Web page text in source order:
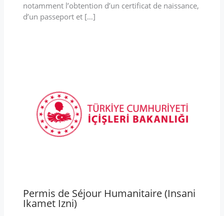
notamment l’obtention d’un certificat de naissance,
d’un passeport et […]
Permis de Séjour Humanitaire (Insani
Ikamet Izni)